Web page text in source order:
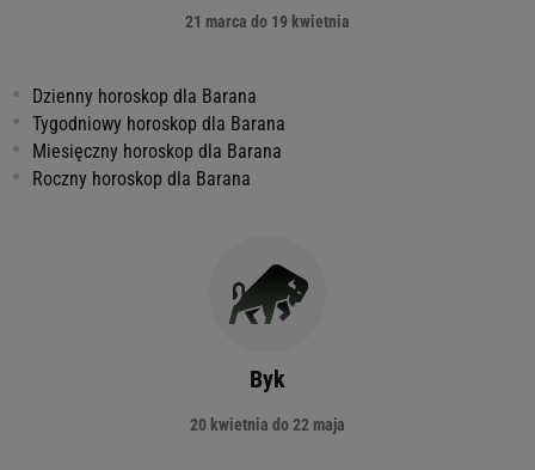
21 marca do 19 kwietnia
Dzienny horoskop dla Barana
Tygodniowy horoskop dla Barana
Miesięczny horoskop dla Barana
Roczny horoskop dla Barana
Byk
20 kwietnia do 22 maja